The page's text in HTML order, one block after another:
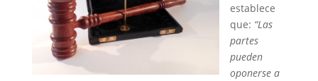
establece
que: “Las
partes
pueden
oponerse a